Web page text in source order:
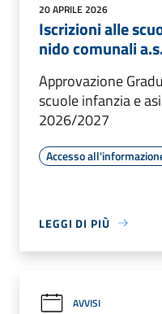
20 APRILE 2026
Iscrizioni alle
nido comunali
Approvazione
scuole infanzia e
2026/2027
Accesso
LEGGI DI PIÙ
AVVISI